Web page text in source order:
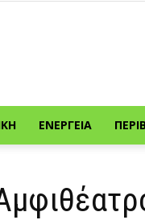
ΕΝΈΡΓΕΙΑ